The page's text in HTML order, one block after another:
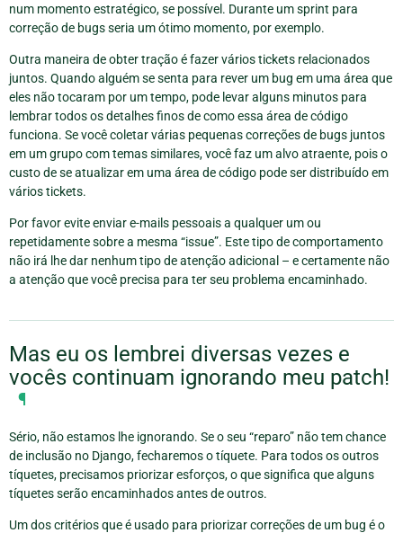
num momento estratégico, se possível. Durante um sprint para
correção de bugs seria um ótimo momento, por exemplo.
Outra maneira de obter tração é fazer vários tickets relacionados
juntos. Quando alguém se senta para rever um bug em uma área que
eles não tocaram por um tempo, pode levar alguns minutos para
lembrar todos os detalhes finos de como essa área de código
funciona. Se você coletar várias pequenas correções de bugs juntos
em um grupo com temas similares, você faz um alvo atraente, pois o
custo de se atualizar em uma área de código pode ser distribuído em
vários tickets.
Por favor evite enviar e-mails pessoais a qualquer um ou
repetidamente sobre a mesma “issue”. Este tipo de comportamento
não irá lhe dar nenhum tipo de atenção adicional – e certamente não
a atenção que você precisa para ter seu problema encaminhado.
Mas eu os lembrei diversas vezes e
vocês continuam ignorando meu patch!
¶
Sério, não estamos lhe ignorando. Se o seu “reparo” não tem chance
de inclusão no Django, fecharemos o tíquete. Para todos os outros
tíquetes, precisamos priorizar esforços, o que significa que alguns
tíquetes serão encaminhados antes de outros.
Um dos critérios que é usado para priorizar correções de um bug é o